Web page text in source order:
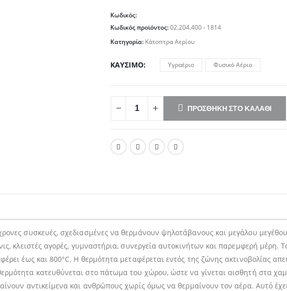
Κωδικός:
Κωδικός προϊόντος:02.204.400 - 1814
Κατηγορία: Κάτοπτρα Αερίου
ΚΑΎΣΙΜΟ Υγραέριο Φυσικό Αέριο
ΠΡΟΣΘΉΚΗ ΣΤΟ ΚΑΛΆΘΙ
συσκευές, σχεδιασμένες να θερμάνουν ψηλοτάβανους και μεγάλου
κλειστές αγορές, γυμναστήρια, συνεργεία αυτοκινήτων και παρεμφερή
έως και 800°C. Η θερμότητα μεταφέρεται εντός της ζώνης ακτινοβολίας
κατευθύνεται στο πάτωμα του χώρου, ώστε να γίνεται αισθητή στα
αντικείμενα και ανθρώπους χωρίς όμως να θερμαίνουν τον αέρα. Αυτό